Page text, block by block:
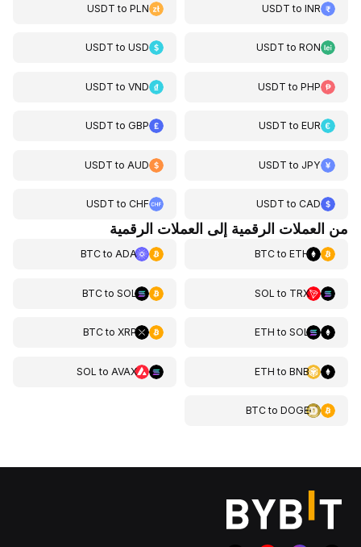
USDT toINR
USDT toPLN
USDT toRON
USDT toUSD
USDT toPHP
USDT toVND
USDT toEUR
USDT toGBP
USDT toJPY
USDT to AUD
USDT toCAD
USDT toCHF
من العملات الرقمية إلى العملات الرقمية
BTCtoETH
BTCtoADA
SOL to TRX
BTCtoSOL
ETH toSOL
BTCtoXRP
ETH toBNB
SOL toAVAX
BTCtoDOGE